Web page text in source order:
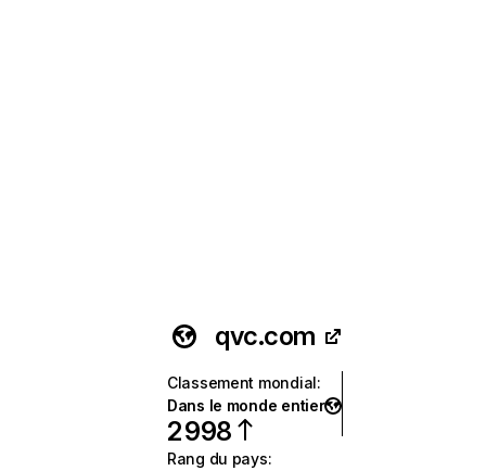
qvc.com
Classement mondial:
Dans le monde entier
2 998
Rang du pays: